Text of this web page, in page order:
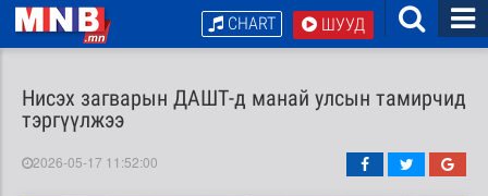
ШУУД
CHART
Нисэх загварын ДАШТ-д манай улсын тамирчид
тэргүүлжээ
2026-05-17 11:52:00